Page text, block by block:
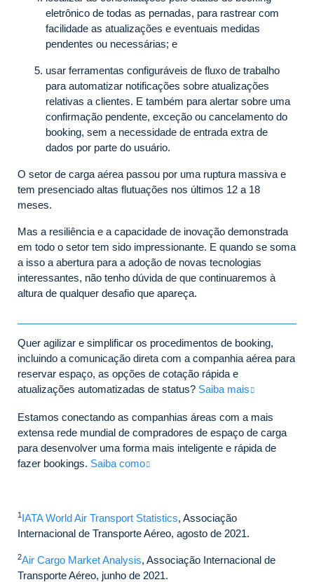
eletrônico de todas as pernadas, para rastrear com
facilidade as atualizações e eventuais medidas
pendentes ou necessárias; e
usar ferramentas configuráveis de fluxo de trabalho
para automatizar notificações sobre atualizações
relativas a clientes. E também para alertar sobre uma
confirmação pendente, exceção ou cancelamento do
booking, sem a necessidade de entrada extra de
dados por parte do usuário.
O setor de carga aérea passou por uma ruptura massiva e
tem presenciado altas flutuações nos últimos 12 a 18
meses.
Mas a resiliência e a capacidade de inovação demonstrada
em todo o setor tem sido impressionante. E quando se soma
a isso a abertura para a adoção de novas tecnologias
interessantes, não tenho dúvida de que continuaremos à
altura de qualquer desafio que apareça.
Quer agilizar e simplificar os procedimentos de booking,
incluindo a comunicação direta com a companhia aérea para
reservar espaço, as opções de cotação rápida e
atualizações automatizadas de status? Saiba mais
Estamos conectando as companhias áreas com a mais
extensa rede mundial de compradores de espaço de carga
para desenvolver uma forma mais inteligente e rápida de
fazer bookings. Saiba como
1 IATA World Air Transport Statistics, Associação
Internacional de Transporte Aéreo, agosto de 2021.
2Air Cargo Market Analysis, Associação Internacional de
Transporte Aéreo, junho de 2021.